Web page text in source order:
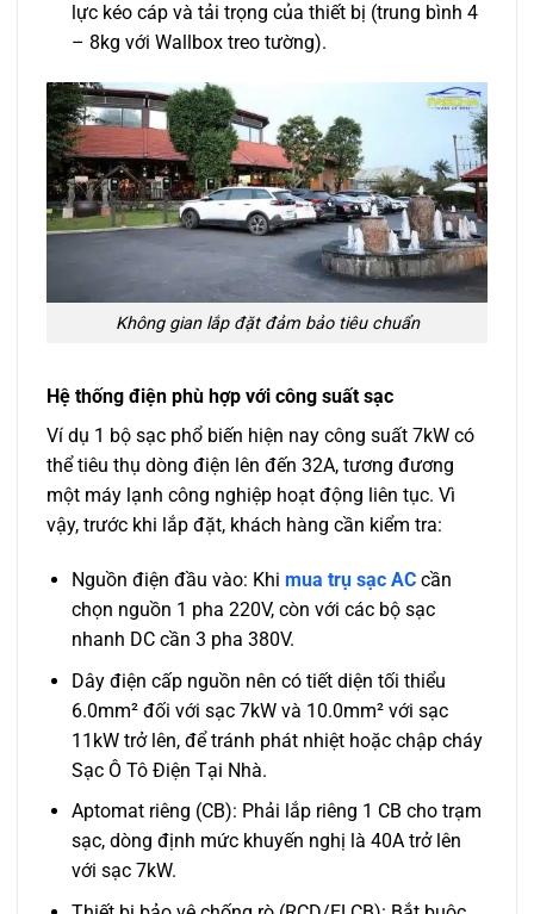
lực kéo cáp và tải trọng của thiết bị (trung bình 4
– 8kg với Wallbox treo tường).
Không gian lắp đặt đảm bảo tiêu chuẩn
Hệ thống điện phù hợp với công suất sạc
Ví dụ 1 bộ sạc phổ biến hiện nay công suất 7kW có
thể tiêu thụ dòng điện lên đến 32A, tương đương
một máy lạnh công nghiệp hoạt động liên tục. Vì
vậy, trước khi lắp đặt, khách hàng cần kiểm tra:
Nguồn điện đầu vào: Khi mua trụ sạc ACcần
chọn nguồn 1 pha 220V, còn với các bộ sạc
nhanh DC cần 3 pha 380V.
Dây điện cấp nguồn nên có tiết diện tối thiểu
6.0mm² đối với sạc 7kW và 10.0mm² với sạc
11kW trở lên, để tránh phát nhiệt hoặc chập cháy
Sạc Ô Tô Điện Tại Nhà.
Aptomat riêng (CB): Phải lắp riêng 1 CB cho trạm
sạc, dòng định mức khuyến nghị là 40A trở lên
với sạc 7kW.